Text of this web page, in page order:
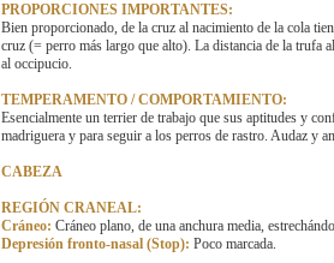
PROPORCIONES IMPORTANTES:
Bien proporcionado, de la cruz al nacimiento de la cola
cruz (= perro más largo que alto). La distancia de la trufa
al occipucio.
TEMPERAMENTO / COMPORTAMIENTO:
Esencialmente un terrier de trabajo que sus aptitudes y
madriguera y para seguir a los perros de rastro. Audaz y
CABEZA
REGIÓN CRANEAL:
Cráneo: Cráneo plano, de una anchura media,
Depresión fronto-nasal (Stop): Poco marcada.